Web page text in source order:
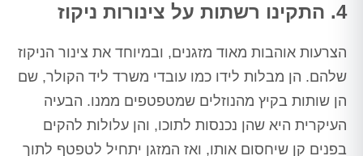
4. התקינו רשתות על צינורות ניקוז
הצרעות אוהבות מאוד מזגנים, ובמיוחד את צינור הניקוז
שלהם. הן מבלות לידו כמו עובדי משרד ליד הקולר, שם
הן שותות בקיץ מהנוזלים שמטפטפים ממנו. הבעיה
העיקרית היא שהן נכנסות לתוכו, והן עלולות להקים
בפנים קן שיחסום אותו, ואז המזגן יתחיל לטפטף לתוך